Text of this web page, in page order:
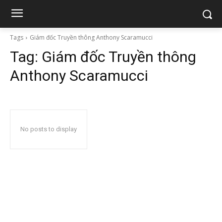
Tags Giám đốc Truyền thông Anthony Scaramucci
Tag: Giám đốc Truyền thông
Anthony Scaramucci
No posts to display